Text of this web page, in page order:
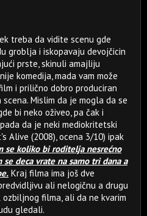
treba da vidite scenu gde
groblja i iskopavaju devojčicin
prste, skinuli amajliju
komedija, mada vam može
i prilično dobro produciran
Mislim da je mogla da se
bi neko oživeo, pa čak i
da je neki mediokritetski
Alive (2008), ocena 3/10) ipak
se koliko bi roditelja nesrećno
deca vrate na samo tri dana a
Kraj filma ima još dve
ali nelogičnu a drugu
filma, ali da ne kvarim
gledali.